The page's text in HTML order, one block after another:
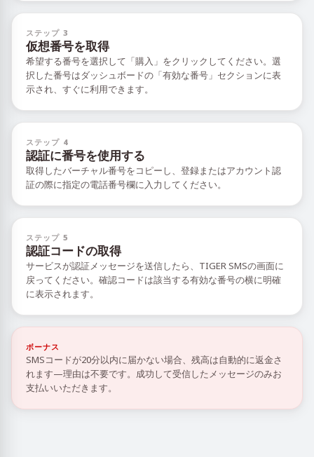
ステップ 3
仮想番号を取得
希望する番号を選択して「購入」をクリックしてください。選
択した番号はダッシュボードの「有効な番号」セクションに表
示され、すぐに利用できます。
ステップ 4
認証に番号を使用する
取得したバーチャル番号をコピーし、登録またはアカウント認
証の際に指定の電話番号欄に入力してください。
ステップ 5
認証コードの取得
サービスが認証メッセージを送信したら、TIGER SMSの画面に
戻ってください。確認コードは該当する有効な番号の横に明確
に表示されます。
ボーナス
SMSコードが20分以内に届かない場合、残高は自動的に返金さ
れます—理由は不要です。成功して受信したメッセージのみお
支払いいただきます。